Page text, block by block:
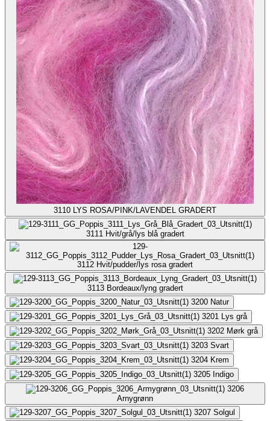
3110 LYS ROSA/PINK/LAVENDEL GRADERT
3111 Hvit/grå/lys blå gradert
3112 Hvit/pudder/lys rosa gradert
3113 Bordeaux/lyng gradert
3200 Natur
3201 Lys grå
3202 Mørk grå
3203 Svart
3204 Krem
3205 Indigo
3206
Arnygrønn
3207 Solgul